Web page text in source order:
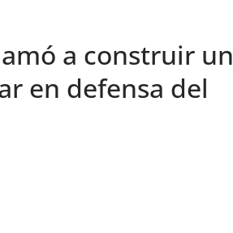
a construir un
en defensa del